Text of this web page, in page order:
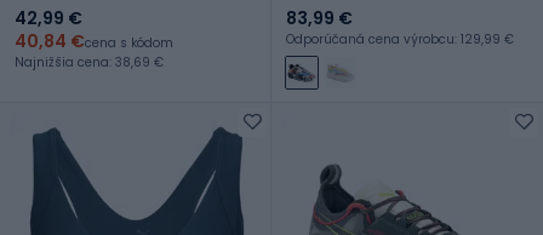
42,99 €
40,84 €cena s kódom
Najnižšia cena: 38,69 €
83,99 €
Odporúčaná cena výrobcu: 129,99 €